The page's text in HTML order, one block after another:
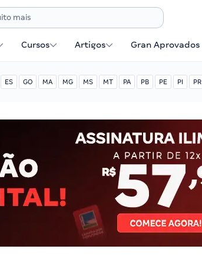
Cursos Artigos Gran Aprovados
ES GO MA MG MS MT PA PB PE PI PR